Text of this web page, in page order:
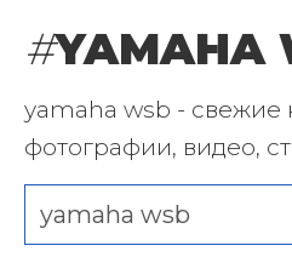
#YAMAHA
yamaha wsb - свежие
фотографии, видео,